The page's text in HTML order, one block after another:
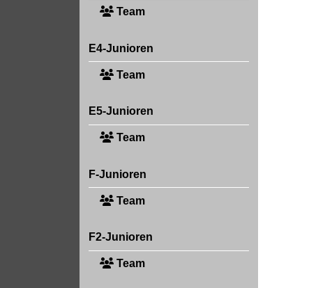
Team
E4-Junioren
Team
E5-Junioren
Team
F-Junioren
Team
F2-Junioren
Team